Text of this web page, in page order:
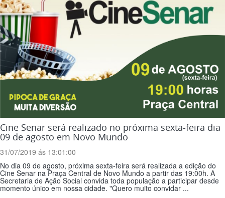
Cine Senar será realizado no próxima sexta-feira dia
09 de agosto em Novo Mundo
31/07/2019 ás 13:01:00
No dia 09 de agosto, próxima sexta-feira será realizada a edição do
Cine Senar na Praça Central de Novo Mundo a partir das 19:00h. A
Secretaria de Ação Social convida toda população a participar desde
momento único em nossa cidade. "Quero muito convidar ...